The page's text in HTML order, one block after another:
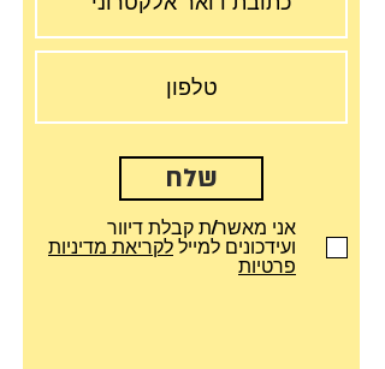
שלח
אני מאשר/ת קבלת דיוור
ועידכונים למייל לקריאת מדיניות
פרטיות